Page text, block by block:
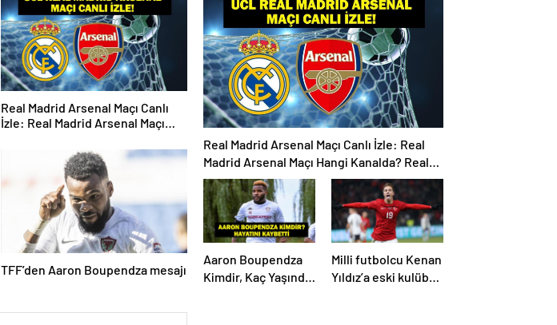
Real Madrid Arsenal Maçı Canlı
İzle: Real Madrid Arsenal Maçı
Arsenal Maçı Ne Zaman, Saat
Kaçta? İşte Maç Kadrosu
TFF’den Aaron Boupendza mesajı
ilerliyoruz
Real Madrid Arsenal Maçı Canlı İzle: Real
Madrid Arsenal Maçı Hangi Kanalda? Real
Madrid Arsenal Maçı Ne Zaman, Saat Kaçta?
İşte Maç Kadrosu
Aaron Boupendza
Kimdir, Kaç Yaşında,
Milli futbolcu Kenan
Yıldız’a eski kulübü